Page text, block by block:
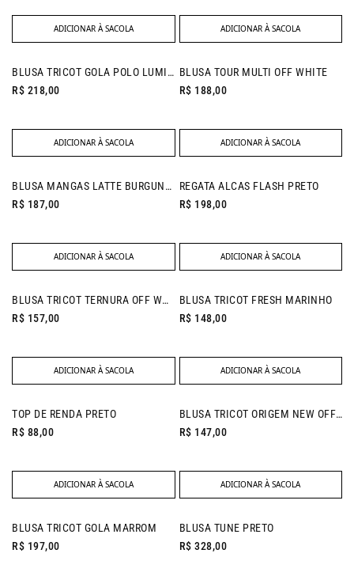
ADICIONAR À SACOLA ADICIONAR À SACOLA
BLUSA TRICOT GOLA POLO LUMINOUS BLUE
R$ 218,00
ADICIONAR À SACOLA
NEW IN
BLUSA TOUR MULTI OFF WHITE
R$ 188,00
ADICIONAR À SACOLA
BLUSA MANGAS LATTE BURGUNDY
R$ 187,00
ADICIONAR À SACOLA
NEW IN
REGATA ALCAS FLASH PRETO
R$ 198,00
ADICIONAR À SACOLA
NEW IN
BLUSA TRICOT TERNURA OFF WHITE
R$ 157,00
ADICIONAR À SACOLA
NEW IN
BLUSA TRICOT FRESH MARINHO
R$ 148,00
ADICIONAR À SACOLA
NEW IN
TOP DE RENDA PRETO
R$ 88,00
ADICIONAR À SACOLA
BLUSA TRICOT ORIGEM NEW OFF WHITE
R$ 147,00
ADICIONAR À SACOLA
BLUSA TRICOT GOLA MARROM
R$ 197,00
NEW IN
BLUSA TUNE PRETO
R$ 328,00